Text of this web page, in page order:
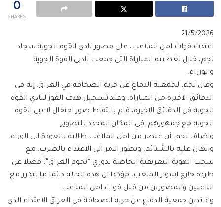
0
SHARES
21/5/2026
اعتدت قوات امن الملاعب، على مصور نادي القوة الجوية سجاد
نجم، خلال تغطيته المباراة التي جمعت ناديي القوة الجوية
والوزراء.
وقال نجم، لجمعية الدفاع عن حرية الصحافة في العراق، إنه في
الدقائق الاخيرة من المباراة، وعند تسجيل هدف الفوز لنادي القوة
الجوية في الدقائق الاخيرة، قام بالتقاط صور احتفال لاعبي القوة
الجوية مع جمهورهم، في المكان المحدد للتصوير.
واضاف نجم، أن عنصر من امن الملاعب طالبه بالعودة الى الوراء،
وانهال عليه بالشتائم. وتطور الامر الى الاعتداء بالضرب، مع
سحب الهوية التعريفية الخاصة بدوري “نجوم العراق”، فضلا عن
طرده خارج اسوار الملعب، مؤكدا ان هذه الحالة دائما ما تتكرر مع
اللاعبين والمصورين من قبل قوات امن الملاعب.
واذ تدين جمعية الدفاع عن حرية الصحافة في العراق الاعتداء الذي